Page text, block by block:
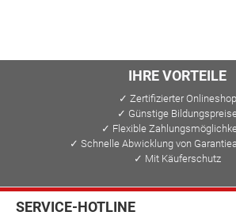
IHRE VORTEILE
✓ Zertifizierter Onlineshop
✓ Günstige
✓ Flexible
✓ Schnelle Abwicklung von
✓ Mit Käuferschutz
SERVICE-HOTLINE